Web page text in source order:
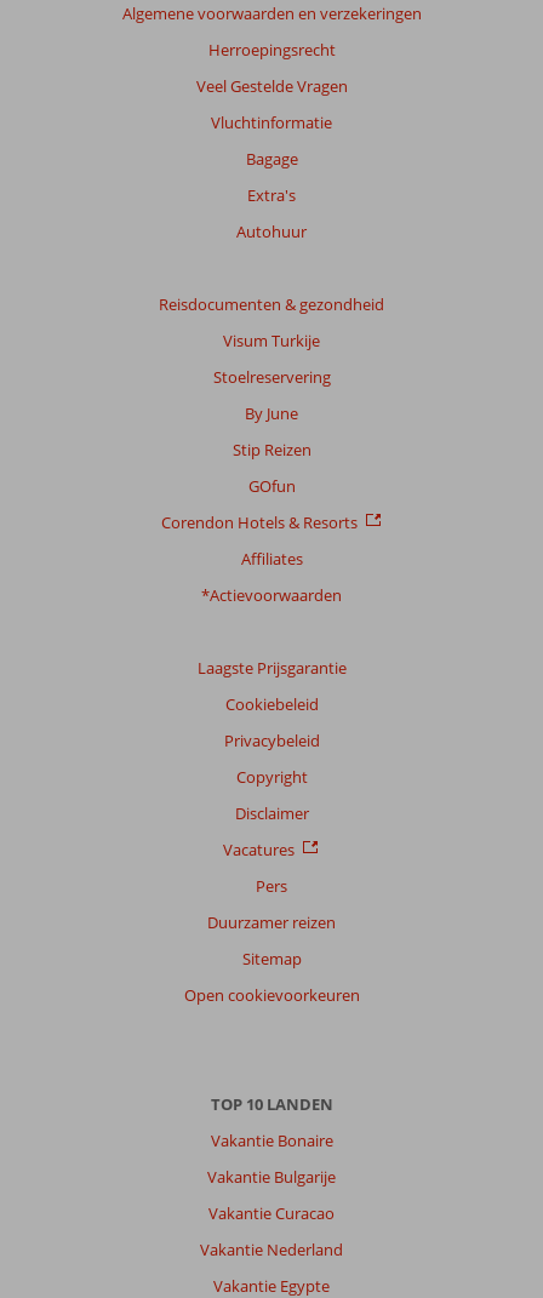
Algemene voorwaarden en verzekeringen
Herroepingsrecht
Veel Gestelde Vragen
Vluchtinformatie
Bagage
Extra's
Autohuur
Reisdocumenten & gezondheid
Visum Turkije
Stoelreservering
By June
Stip Reizen
GOfun
Corendon Hotels & Resorts
Affiliates
*Actievoorwaarden
Laagste Prijsgarantie
Cookiebeleid
Privacybeleid
Copyright
Disclaimer
Vacatures
Pers
Duurzamer reizen
Sitemap
Open cookievoorkeuren
TOP 10 LANDEN
Vakantie Bonaire
Vakantie Bulgarije
Vakantie Curacao
Vakantie Nederland
Vakantie Egypte